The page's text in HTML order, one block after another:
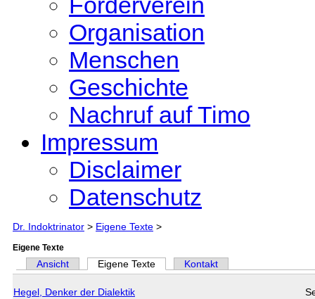
Organisation
Menschen
Geschichte
Nachruf auf Timo
Impressum
Disclaimer
Datenschutz
Dr. Indoktrinator > Eigene Texte >
Eigene Texte
Haupt-Reiter
Ansicht Eigene Texte (aktiver Reiter)
Kontakt
Hegel, Denker der Dialektik